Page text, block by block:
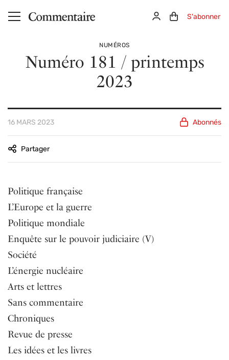
Aller au contenu principal ConnexionPanier (0)
S'abonner
NUMÉROS
Numéro 181 / printemps
2023
16 MARS 2023 Abonnés
Partager
Sommaire
Politique française
L’Europe et la guerre
Politique mondiale
Enquête sur le pouvoir judiciaire (V)
Société
L’énergie nucléaire
Arts et lettres
Sans commentaire
Chroniques
Revue de presse
Les idées et les livres